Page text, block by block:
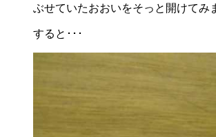
ぶせていたおおいをそっと開けてみ
すると･･･